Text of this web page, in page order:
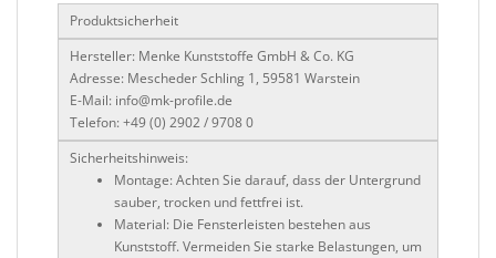
Produktsicherheit
Hersteller: Menke Kunststoffe GmbH & Co. KG
Adresse: Mescheder Schling 1, 59581 Warstein
E-Mail: info@mk-profile.de
Telefon: +49 (0) 2902 / 9708 0
Sicherheitshinweis:
Montage: Achten Sie darauf, dass der Untergrund
sauber, trocken und fettfrei ist.
Material: Die Fensterleisten bestehen aus
Kunststoff. Vermeiden Sie starke Belastungen, um